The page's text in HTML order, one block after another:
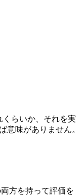
らいか、それを実
意味がありません。
方を持って評価を